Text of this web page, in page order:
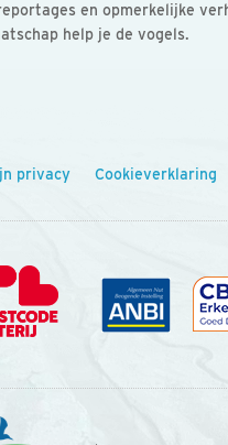
en opmerkelijke
help je de vogels.
privacy Cookieverklaring